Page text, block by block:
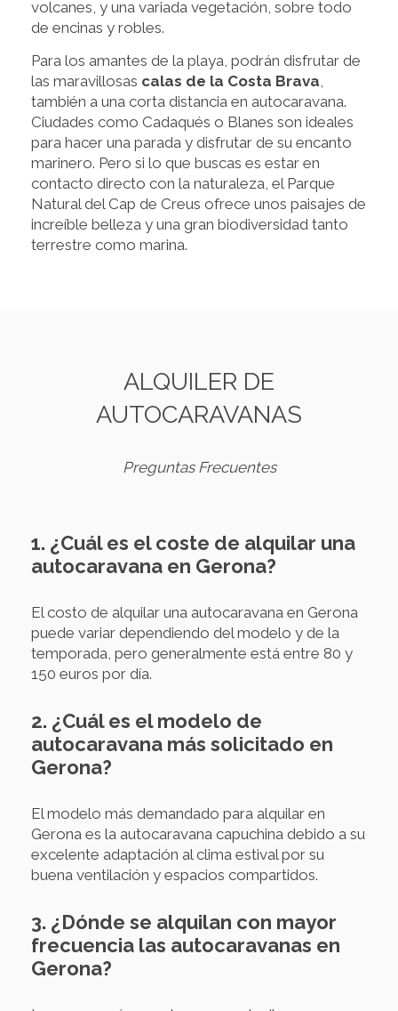
volcanes, y una variada vegetación, sobre todo
de encinas y robles.
Para los amantes de la playa, podrán disfrutar de
las maravillosas calas de la Costa Brava,
también a una corta distancia en autocaravana.
Ciudades como Cadaqués o Blanes son ideales
para hacer una parada y disfrutar de su encanto
marinero. Pero si lo que buscas es estar en
contacto directo con la naturaleza, el Parque
Natural del Cap de Creus ofrece unos paisajes de
increíble belleza y una gran biodiversidad tanto
terrestre como marina.
ALQUILER DE
AUTOCARAVANAS
Preguntas Frecuentes
1. ¿Cuál es el coste de alquilar una
autocaravana en Gerona?
El costo de alquilar una autocaravana en Gerona
puede variar dependiendo del modelo y de la
temporada, pero generalmente está entre 80 y
150 euros por día.
2. ¿Cuál es el modelo de
autocaravana más solicitado en
Gerona?
El modelo más demandado para alquilar en
Gerona es la autocaravana capuchina debido a su
excelente adaptación al clima estival por su
buena ventilación y espacios compartidos.
3. ¿Dónde se alquilan con mayor
frecuencia las autocaravanas en
Gerona?